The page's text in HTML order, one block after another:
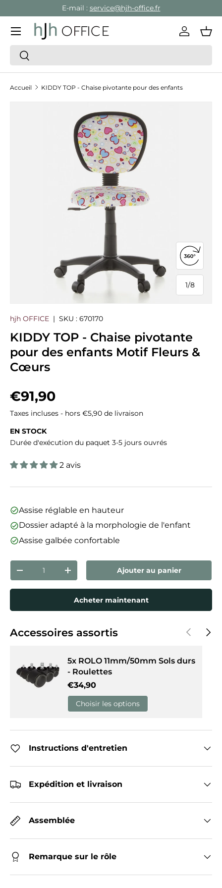
Aller au contenu
E-mail : service@hjh-office.fr
Recherche
Rechercher
Se
Menu
Accueil KIDDY TOP - Chaise pivotante pour des enfants
Passer aux informations produits
1/
de
8
Ouvrir la
hjh OFFICE | SKU : 670170
KIDDY TOP - Chaise pivotante
pour des enfants Motif Fleurs &
Cœurs
Prix habituel
€91,90
Taxes incluses - hors €5,90 de livraison
EN STOCK
Durée d'exécution du paquet 3-5 jours ouvrés
2 avis
Assise réglable en hauteur
Dossier adapté à la morphologie de l'enfant
Assise galbée confortable
Qté
Diminuer la quantitéAugmenter la quantité
Ajouter au panier
Acheter maintenant
Accessoires assortis Précédent
5x ROLO 11mm/50mm Sols durs
- Roulettes
Prix habituel
€34,90
Choisir les options
Instructions d'entretien
Expédition et livraison
Assemblée
Remarque sur le rôle